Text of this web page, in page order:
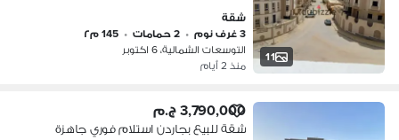
11
شقة
3 غرف نوم
• 2 حمامات • 145 م٢
التوسعات الشمالية، 6 اكتوبر
منذ 2 أيام
3,790,000 ج.م
شقة للبيع بجاردن استلام فوري جاهزة